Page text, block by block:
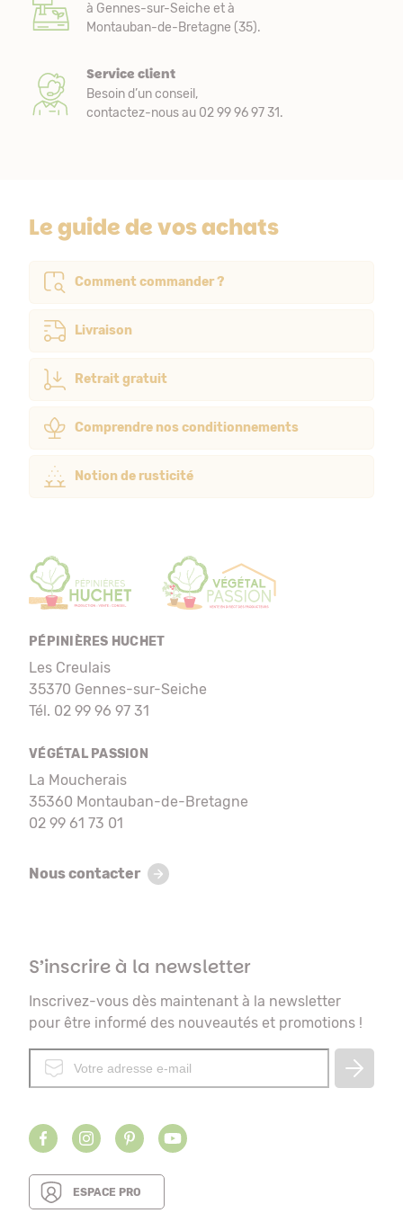
à Gennes-sur-Seiche et à
Montauban-de-Bretagne (35).
Service client
Besoin d’un conseil,
contactez-nous au 02 99 96 97 31.
Le guide de vos achats
Comment commander ?
Livraison
Retrait gratuit
Comprendre nos conditionnements
Notion de rusticité
PÉPINIÈRES HUCHET
Les Creulais
35370 Gennes-sur-Seiche
Tél. 02 99 96 97 31
VÉGÉTAL PASSION
La Moucherais
35360 Montauban-de-Bretagne
02 99 61 73 01
Nous contacter
S’inscrire à la newsletter
Inscrivez-vous dès maintenant à la newsletter
pour être informé des nouveautés et promotions !
ESPACE PRO